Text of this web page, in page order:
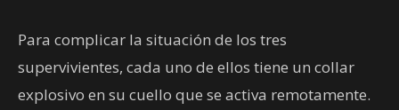
Para complicar la situación de los tres
supervivientes, cada uno de ellos tiene un collar
explosivo en su cuello que se activa remotamente.